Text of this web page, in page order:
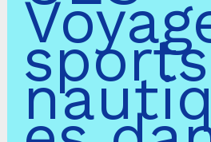
sports